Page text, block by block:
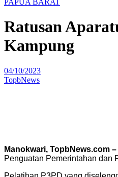
PAPUA BARAT
Ratusan
Kampung
04/10/2023
TopbNews
Manokwari, TopbNews.com –
Penguatan Pemerintahan dan